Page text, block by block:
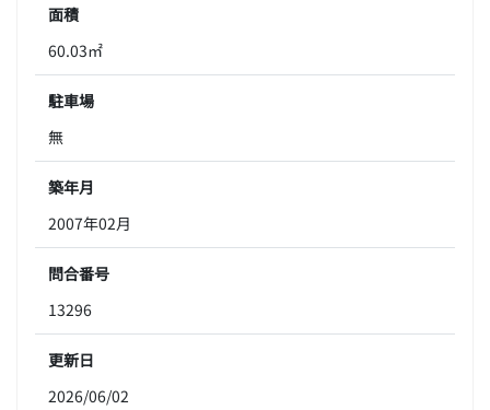
面積
60.03㎡
駐車場
無
築年月
2007年02月
問合番号
13296
更新日
2026/06/02